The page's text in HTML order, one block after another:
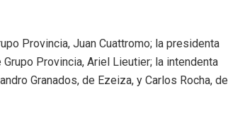
Provincia, Juan Cuattromo; la presidenta
Provincia, Ariel Lieutier; la intendenta
Granados, de Ezeiza, y Carlos Rocha, de